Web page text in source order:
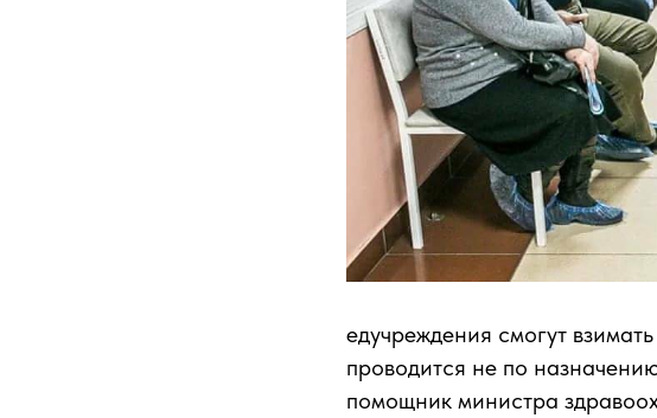
едучреждения смогут
проводится не по
помощник министра